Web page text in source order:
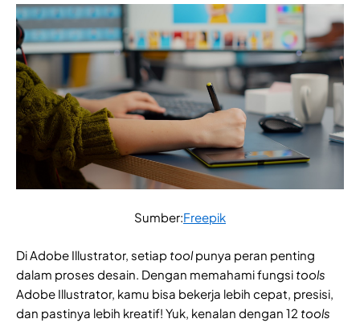
Sumber:Freepik
Di Adobe Illustrator, setiap toolpunya peran penting
dalam proses desain. Dengan memahami fungsi tools
Adobe Illustrator, kamu bisa bekerja lebih cepat, presisi,
dan pastinya lebih kreatif! Yuk, kenalan dengan 12 tools